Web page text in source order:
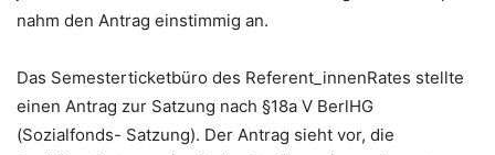
nahm den Antrag einstimmig an.
Das Semesterticketbüro des Referent_innenRates stellte
einen Antrag zur Satzung nach §18a V BerlHG
(Sozialfonds- Satzung). Der Antrag sieht vor, die